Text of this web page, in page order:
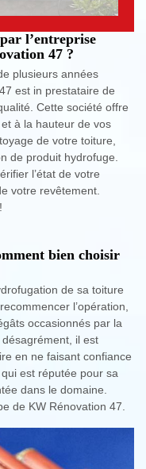
l’entreprise
47 ?
plusieurs années
est in prestataire de
Cette société offre
à la hauteur de vos
de votre toiture,
de produit hydrofuge.
l’état de votre
votre revêtement.
bien choisir
de sa toiture
l’opération,
occasionnés par la
il est
en ne faisant confiance
est réputée pour sa
dans le domaine.
de KW Rénovation 47.